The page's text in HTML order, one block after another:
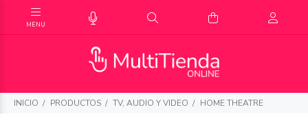
INICIO PRODUCTOS TV, AUDIO Y VIDEO HOME THEATRE